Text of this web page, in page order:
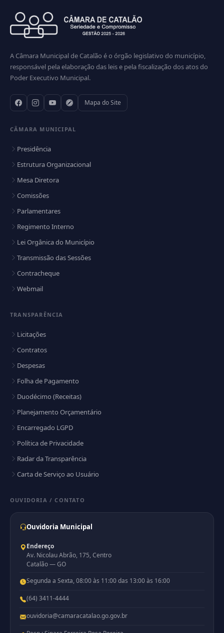
A Câmara Municipal de Catalão é o órgão legislativo do município,
responsável pela elaboração das leis e pela fiscalização dos atos do
Poder Executivo Municipal.
Mapa do Site
CÂMARA MUNICIPAL
Presidência
Estrutura Organizacional
Mesa Diretora
Comissões
Parlamentares
Regimento Interno
Lei Orgânica do Município
Transmissão das Sessões
Contracheque
Webmail
TRANSPARÊNCIA
Licitações
Contratos
Despesas
Folha de Pagamento
Duodécimo (Receitas)
Planejamento Orçamentário
Encarregado LGPD
Política de Privacidade
Radar da Transparência
Carta de Serviço ao Usuário
OUVIDORIA / CONTATO
Ouvidoria Municipal
Endereço
Av. Nicolau Abrão, 175, Centro
Catalão — GO
Segunda a Sexta, 08:00 às 11:00 das 13:00 às 16:00
(64) 3411-4444
ouvidoria@camaracatalao.go.gov.br